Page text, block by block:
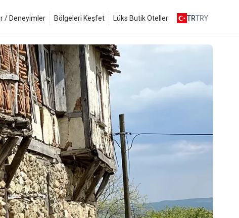
/ Deneyimler Bölgeleri Keşfet Lüks Butik Oteller TRTRY